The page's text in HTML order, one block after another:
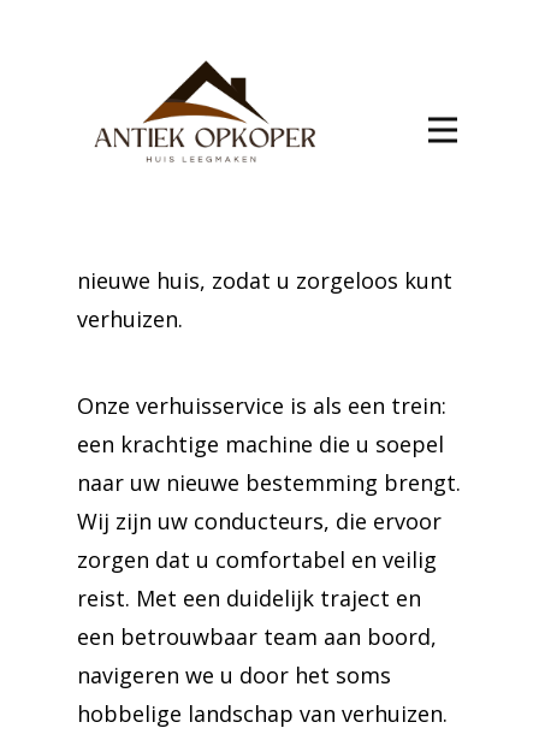
Baasrode
Bereik een zorgeloze verhuizing naar
Baasrode met onze top-tier
nieuwe huis, zodat u zorgeloos kunt
verhuizen.
Onze verhuisservice is als een trein:
een krachtige machine die u soepel
naar uw nieuwe bestemming brengt.
Wij zijn uw conducteurs, die ervoor
zorgen dat u comfortabel en veilig
reist. Met een duidelijk traject en
een betrouwbaar team aan boord,
navigeren we u door het soms
hobbelige landschap van verhuizen.